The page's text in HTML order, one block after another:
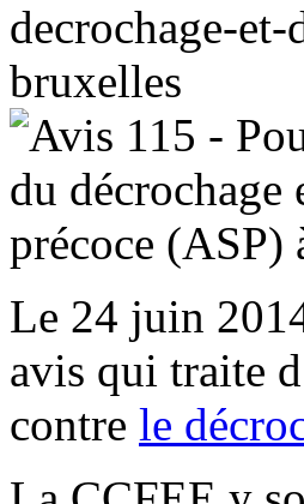
decrochage-
bruxelles
Le 24 juin
avis qui traite
contre le